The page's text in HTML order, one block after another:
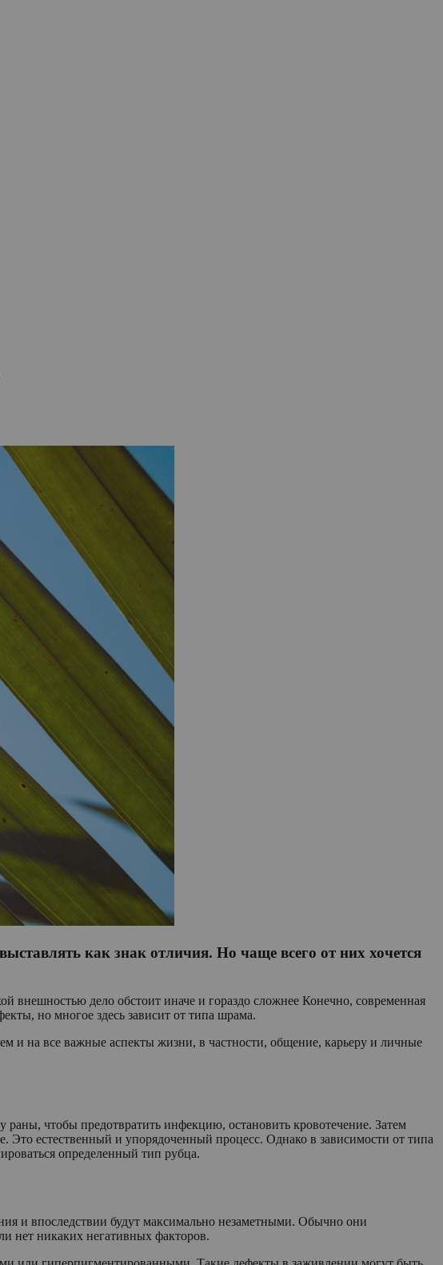
как знак отличия. Но чаще всего от них хочется
внешностью дело обстоит иначе и гораздо сложнее Конечно, современная
но многое здесь зависит от типа шрама.
и на все важные аспекты жизни, в частности, общение, карьеру и личные
чтобы предотвратить инфекцию, остановить кровотечение. Затем
естественный и упорядоченный процесс. Однако в зависимости от типа
определенный тип рубца.
и впоследствии будут максимально незаметными. Обычно они
нет никаких негативных факторов.